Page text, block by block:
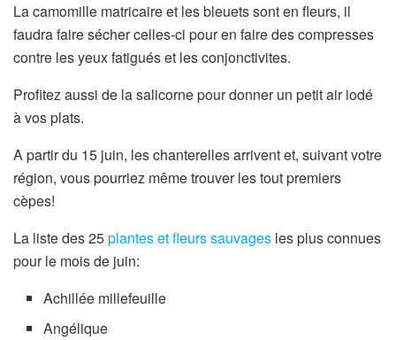
La camomille matricaire et les bleuets sont en fleurs, il
faudra faire sécher celles-ci pour en faire des compresses
contre les yeux fatigués et les conjonctivites.
Profitez aussi de la salicorne pour donner un petit air iodé
à vos plats.
A partir du 15 juin, les chanterelles arrivent et, suivant votre
région, vous pourriez même trouver les tout premiers
cèpes!
La liste des 25plantes et fleurs sauvages les plus connues
pour le mois de juin:
Achillée millefeuille
Angélique